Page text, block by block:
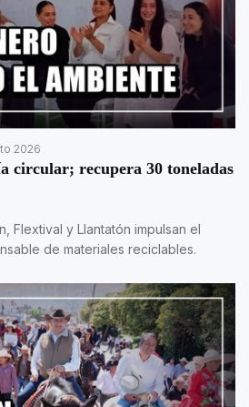
2026
circular; recupera 30 toneladas
Flextival y Llantatón impulsan el
de materiales reciclables.